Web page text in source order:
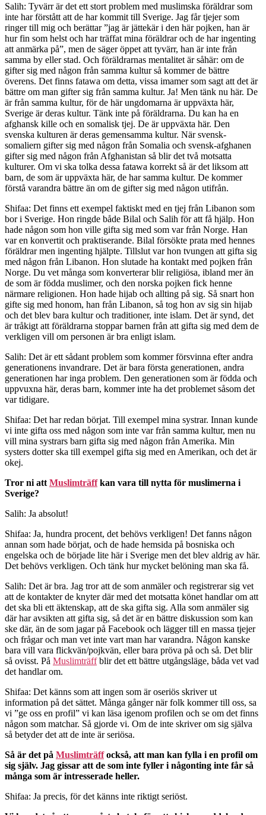
Salih: Tyvärr är det ett stort problem med muslimska föräldrar som
inte har förstått att de har kommit till Sverige. Jag får tjejer som
ringer till mig och berättar ”jag är jättekär i den här pojken, han är
hur fin som helst och har träffat mina föräldrar och de har ingenting
att anmärka på”, men de säger öppet att tyvärr, han är inte från
samma by eller stad. Och föräldrarnas mentalitet är såhär: om de
gifter sig med någon från samma kultur så kommer de bättre
överens. Det finns fatawa om detta, vissa imamer som sagt att det är
bättre om man gifter sig från samma kultur. Ja! Men tänk nu här. De
är från samma kultur, för de här ungdomarna är uppväxta här,
Sverige är deras kultur. Tänk inte på föräldrarna. Du kan ha en
afghansk kille och en somalisk tjej. De är uppväxta här. Den
svenska kulturen är deras gemensamma kultur. När svensk-
somaliern gifter sig med någon från Somalia och svensk-afghanen
gifter sig med någon från Afghanistan så blir det två motsatta
kulturer. Om vi ska tolka dessa fatawa korrekt så är det liksom att
barn, de som är uppväxta här, de har samma kultur. De kommer
förstå varandra bättre än om de gifter sig med någon utifrån.
Shifaa: Det finns ett exempel faktiskt med en tjej från Libanon som
bor i Sverige. Hon ringde både Bilal och Salih för att få hjälp. Hon
hade någon som hon ville gifta sig med som var från Norge. Han
var en konvertit och praktiserande. Bilal försökte prata med hennes
föräldrar men ingenting hjälpte. Tillslut var hon tvungen att gifta sig
med någon från Libanon. Hon slutade ha kontakt med pojken från
Norge. Du vet många som konverterar blir religiösa, ibland mer än
de som är födda muslimer, och den norska pojken fick henne
närmare religionen. Hon hade hijab och allting på sig. Så snart hon
gifte sig med honom, han från Libanon, så tog hon av sig sin hijab
och det blev bara kultur och traditioner, inte islam. Det är synd, det
är tråkigt att föräldrarna stoppar barnen från att gifta sig med dem de
verkligen vill om personen är bra enligt islam.
Salih: Det är ett sådant problem som kommer försvinna efter andra
generationens invandrare. Det är bara första generationen, andra
generationen har inga problem. Den generationen som är födda och
uppvuxna här, deras barn, kommer inte ha det problemet såsom det
var tidigare.
Shifaa: Det har redan börjat. Till exempel mina systrar. Innan kunde
vi inte gifta oss med någon som inte var från samma kultur, men nu
vill mina systrars barn gifta sig med någon från Amerika. Min
systers dotter ska till exempel gifta sig med en Amerikan, och det är
okej.
Tror ni att Muslimträffkan vara till nytta för muslimerna i
Sverige?
Salih: Ja absolut!
Shifaa: Ja, hundra procent, det behövs verkligen! Det fanns någon
annan som hade börjat, och de hade hemsida på bosniska och
engelska och de började lite här i Sverige men det blev aldrig av här.
Det behövs verkligen. Och tänk hur mycket belöning man ska få.
Salih: Det är bra. Jag tror att de som anmäler och registrerar sig vet
att de kontakter de knyter där med det motsatta könet handlar om att
det ska bli ett äktenskap, att de ska gifta sig. Alla som anmäler sig
där har avsikten att gifta sig, så det är en bättre diskussion som kan
ske där, än de som jagar på Facebook och lägger till en massa tjejer
och frågar och man vet inte vart man har varandra. Någon kanske
bara vill vara flickvän/pojkvän, eller bara pröva på och så. Det blir
så ovisst. På Muslimträffblir det ett bättre utgångsläge, båda vet vad
det handlar om.
Shifaa: Det känns som att ingen som är oseriös skriver ut
information på det sättet. Många gånger när folk kommer till oss, sa
vi ”ge oss en profil” vi kan läsa igenom profilen och se om det finns
någon som matchar. Så gjorde vi. Om de inte skriver om sig själva
så betyder det att de inte är seriösa.
Så är det på Muslimträffockså, att man kan fylla i en profil om
sig själv. Jag gissar att de som inte fyller i någonting inte får så
många som är intresserade heller.
Shifaa: Ja precis, för det känns inte riktigt seriöst.